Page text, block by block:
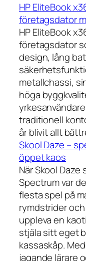
HP EliteBook
företagsdator
HP EliteBook
företagsdator
design, lång
metallchassi,
höga
traditionell
år blivit allt
Skool Daze –
öppet kaos
När Skool Daze
Spectrum var
flesta spel på
rymdstrider
uppleva en
stjäla sitt eget
kassaskåp.
jagande lärare